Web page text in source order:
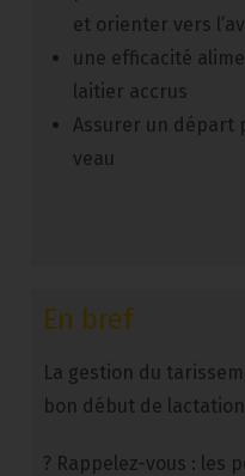
et orienter vers
une efficacité
laitier accrus
Assurer un départ
veau
En bref
La gestion du
bon début de
? Rappelez-vous : les